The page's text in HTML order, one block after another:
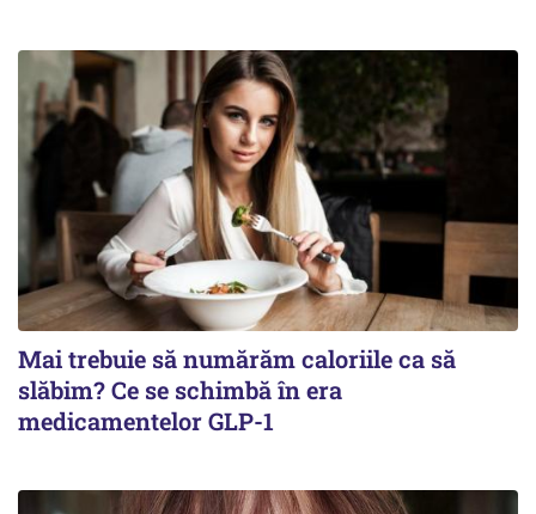
Mai trebuie să numărăm caloriile ca să
slăbim? Ce se schimbă în era
medicamentelor GLP-1